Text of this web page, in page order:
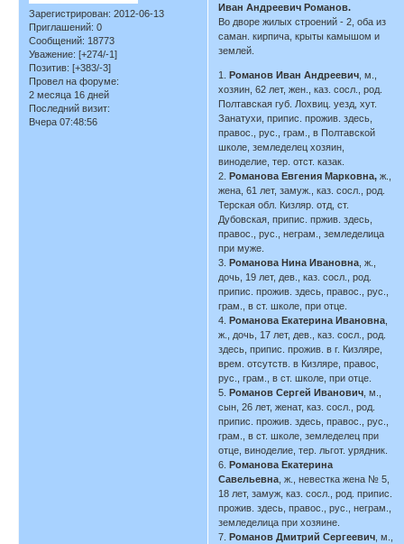
Зарегистрирован: 2012-06-13
Приглашений: 0
Сообщений: 18773
Уважение: [+274/-1]
Позитив: [+383/-3]
Провел на форуме:
2 месяца 16 дней
Последний визит:
Вчера 07:48:56
Иван Андреевич Романов.
Во дворе жилых строений - 2, оба из
саман. кирпича, крыты камышом и
землей.
1.Романов Иван Андреевич , м.,
хозяин, 62 лет, жен., каз. сосл., род.
Полтавская губ. Лохвиц. уезд, хут.
Занатухи, припис. прожив. здесь,
правос., рус., грам., в Полтавской
школе, земледелец хозяин,
виноделие, тер. отст. казак.
2.Романова Евгения Марковна, ж.,
жена, 61 лет, замуж., каз. сосл., род.
Терская обл. Кизляр. отд, ст.
Дубовская, припис. пржив. здесь,
правос., рус., неграм., земледелица
при муже.
3.Романова Нина Ивановна , ж.,
дочь, 19 лет, дев., каз. сосл., род.
припис. прожив. здесь, правос., рус.,
грам., в ст. школе, при отце.
4.Романова Екатерина Ивановна
ж., дочь, 17 лет, дев., каз. сосл., род.
здесь, припис. прожив. в г. Кизляре,
врем. отсутств. в Кизляре, правос,
рус., грам., в ст. школе, при отце.
5.Романов Сергей Иванович , м.,
сын, 26 лет, женат, каз. сосл., род.
припис. прожив. здесь, правос., рус.,
грам., в ст. школе, земледелец при
отце, виноделие, тер. льгот. урядник.
6.Романова Екатерина
Савельевна , ж., невестка жена № 5,
18 лет, замуж, каз. сосл., род. припис.
прожив. здесь, правос., рус., неграм.,
земледелица при хозяине.
7.Романов Дмитрий Сергеевич , м.,